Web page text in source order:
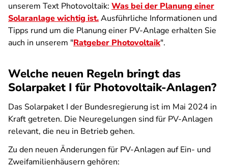
unserem Text Photovoltaik: Was bei der Planung einer
Solaranlage wichtig ist.Ausführliche Informationen und
Tipps rund um die Planung einer PV-Anlage erhalten Sie
auch in unserem "Ratgeber Photovoltaik".
Welche neuen Regeln bringt das
Solarpaket I für Photovoltaik-Anlagen?
Das Solarpaket I der Bundesregierung ist im Mai 2024 in
Kraft getreten. Die Neuregelungen sind für PV-Anlagen
relevant, die neu in Betrieb gehen.
Zu den neuen Änderungen für PV-Anlagen auf Ein- und
Zweifamilienhäusern gehören: